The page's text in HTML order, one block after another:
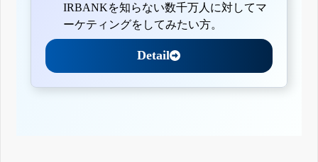
IRBANKを知らない数千万人に対してマ
ーケティングをしてみたい方。
Detail